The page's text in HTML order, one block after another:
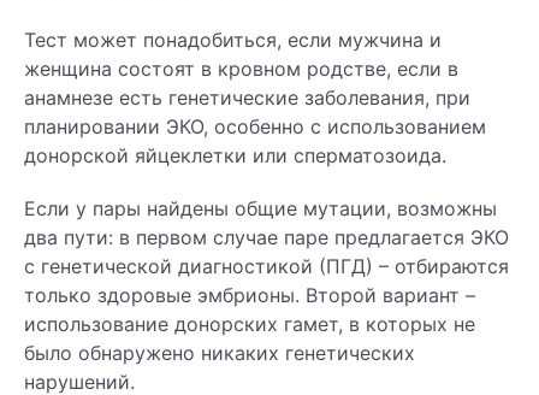
Тест может понадобиться, если мужчина и
женщина состоят в кровном родстве, если в
анамнезе есть генетические заболевания, при
планировании ЭКО, особенно с использованием
донорской яйцеклетки или сперматозоида.
Если у пары найдены общие мутации, возможны
два пути: в первом случае паре предлагается ЭКО
с генетической диагностикой (ПГД) – отбираются
только здоровые эмбрионы. Второй вариант –
использование донорских гамет, в которых не
было обнаружено никаких генетических
нарушений.